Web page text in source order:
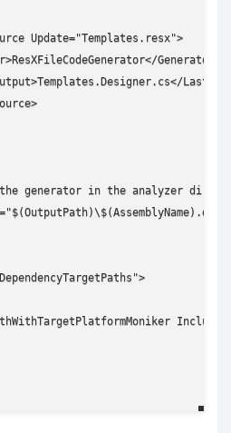
Update="Templates.resx">
Generator>
generator in the analyzer